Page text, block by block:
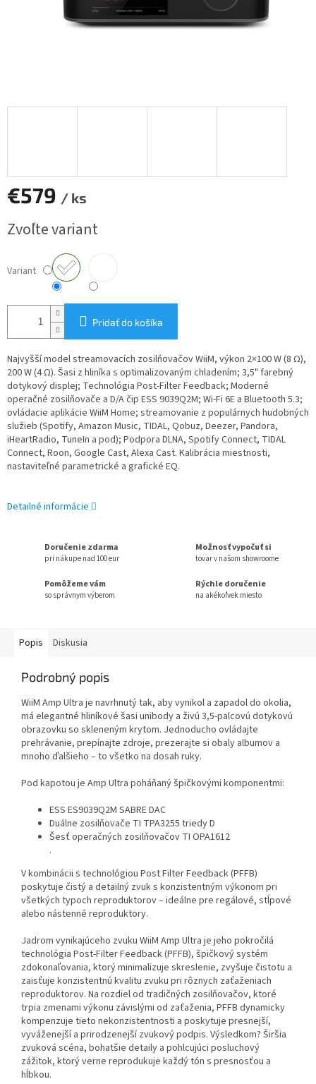
€579 / ks
cena:
Zvoľte variant
Variant
Pridať do košíka
Najvyšší model streamovacích zosilňovačov WiiM, výkon 2×100 W (8 Ω),
200 W (4 Ω). Šasi z hliníka s optimalizovaným chladením; 3,5" farebný
dotykový displej; Technológia Post-Filter Feedback; Moderné
operačné zosilňovače a D/A čip ESS 9039Q2M; Wi-Fi 6E a Bluetooth 5.3;
ovládacie aplikácie WiiM Home; streamovanie z populárnych hudobných
služieb (Spotify, Amazon Music, TIDAL, Qobuz, Deezer, Pandora,
iHeartRadio, TuneIn a pod); Podpora DLNA, Spotify Connect, TIDAL
Connect, Roon, Google Cast, Alexa Cast. Kalibrácia miestnosti,
nastaviteľné parametrické a grafické EQ.
Detailné informácie
Doručenie zdarma
pri nákupe nad 100 eur
Možnosť vypočuť si
tovar v našom showroome
Pomôžeme vám
so správnym výberom
Rýchle doručenie
na akékoľvek miesto
Popis Diskusia
Podrobný popis
WiiM Amp Ultra je navrhnutý tak, aby vynikol a zapadol do okolia,
má elegantné hliníkové šasi unibody a živú 3,5-palcovú dotykovú
obrazovku so skleneným krytom. Jednoducho ovládajte
prehrávanie, prepínajte zdroje, prezerajte si obaly albumov a
mnoho ďalšieho – to všetko na dosah ruky.
Pod kapotou je Amp Ultra poháňaný špičkovými komponentmi:
ESS ES9039Q2M SABRE DAC
Duálne zosilňovače TI TPA3255 triedy D
Šesť operačných zosilňovačov TI OPA1612
.
V kombinácii s technológiou Post Filter Feedback (PFFB)
poskytuje čistý a detailný zvuk s konzistentným výkonom pri
všetkých typoch reproduktorov – ideálne pre regálové, stĺpové
alebo nástenné reproduktory.
Jadrom vynikajúceho zvuku WiiM Amp Ultra je jeho pokročilá
technológia Post-Filter Feedback (PFFB), špičkový systém
zdokonaľovania, ktorý minimalizuje skreslenie, zvyšuje čistotu a
zaisťuje konzistentnú kvalitu zvuku pri rôznych zaťaženiach
reproduktorov. Na rozdiel od tradičných zosilňovačov, ktoré
trpia zmenami výkonu závislými od zaťaženia, PFFB dynamicky
kompenzuje tieto nekonzistentnosti a poskytuje presnejší,
vyváženejší a prirodzenejší zvukový podpis. Výsledkom? Širšia
zvuková scéna, bohatšie detaily a pohlcujúci posluchový
zážitok, ktorý verne reprodukuje každý tón s presnosťou a
hĺbkou.